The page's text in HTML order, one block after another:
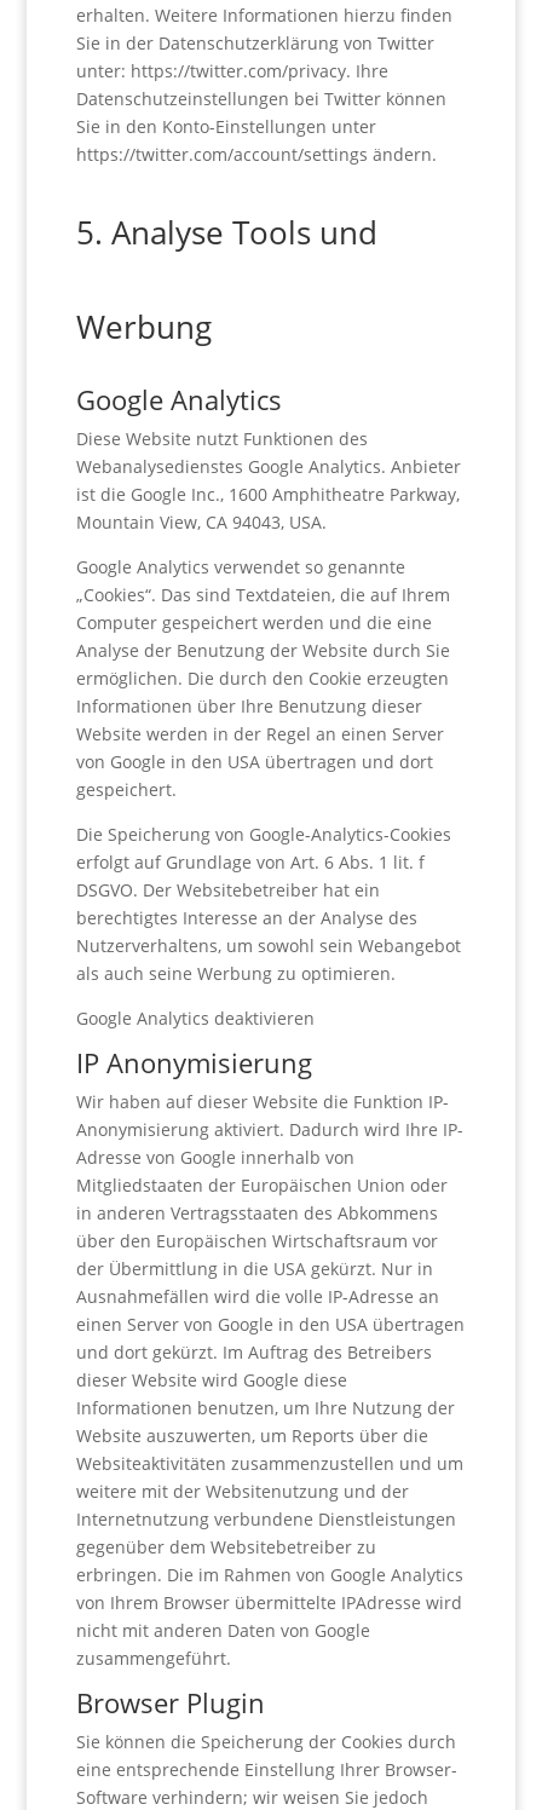
erhalten. Weitere Informationen hierzu finden
Sie in der Datenschutzerklärung von Twitter
unter: https://twitter.com/privacy. Ihre
Datenschutzeinstellungen bei Twitter können
Sie in den Konto-Einstellungen unter
https://twitter.com/account/settings ändern.
5. Analyse Tools und
Werbung
Google Analytics
Diese Website nutzt Funktionen des
Webanalysedienstes Google Analytics. Anbieter
ist die Google Inc., 1600 Amphitheatre Parkway,
Mountain View, CA 94043, USA.
Google Analytics verwendet so genannte
„Cookies“. Das sind Textdateien, die auf Ihrem
Computer gespeichert werden und die eine
Analyse der Benutzung der Website durch Sie
ermöglichen. Die durch den Cookie erzeugten
Informationen über Ihre Benutzung dieser
Website werden in der Regel an einen Server
von Google in den USA übertragen und dort
gespeichert.
Die Speicherung von Google-Analytics-Cookies
erfolgt auf Grundlage von Art. 6 Abs. 1 lit. f
DSGVO. Der Websitebetreiber hat ein
berechtigtes Interesse an der Analyse des
Nutzerverhaltens, um sowohl sein Webangebot
als auch seine Werbung zu optimieren.
Google Analytics deaktivieren
IP Anonymisierung
Wir haben auf dieser Website die Funktion IP-
Anonymisierung aktiviert. Dadurch wird Ihre IP-
Adresse von Google innerhalb von
Mitgliedstaaten der Europäischen Union oder
in anderen Vertragsstaaten des Abkommens
über den Europäischen Wirtschaftsraum vor
der Übermittlung in die USA gekürzt. Nur in
Ausnahmefällen wird die volle IP-Adresse an
einen Server von Google in den USA übertragen
und dort gekürzt. Im Auftrag des Betreibers
dieser Website wird Google diese
Informationen benutzen, um Ihre Nutzung der
Website auszuwerten, um Reports über die
Websiteaktivitäten zusammenzustellen und um
weitere mit der Websitenutzung und der
Internetnutzung verbundene Dienstleistungen
gegenüber dem Websitebetreiber zu
erbringen. Die im Rahmen von Google Analytics
von Ihrem Browser übermittelte IPAdresse wird
nicht mit anderen Daten von Google
zusammengeführt.
Browser Plugin
Sie können die Speicherung der Cookies durch
eine entsprechende Einstellung Ihrer Browser-
Software verhindern; wir weisen Sie jedoch